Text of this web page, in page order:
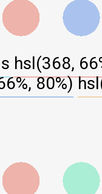
hsl(368,
80%)